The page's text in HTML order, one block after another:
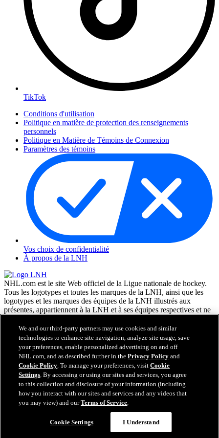
TikTok
Conditions d'utilisation
Politique en matière de protection des renseignements
personnels
Politique en Matière de Témoins de Connexion
Paramètres des témoins
Vos choix de confidentialité
À propos de la LNH
NHL.com est le site Web officiel de la Ligue nationale de hockey.
Tous les logotypes et toutes les marques de la LNH, ainsi que les
logotypes et les marques des équipes de la LNH illustrés aux
présentes, appartiennent à la LNH et à ses équipes respectives et ne
Enterprises, L.P. © LNH 2026. Tous droits réservés. Tous les
chandails d'équipe de la LNH personnalisés avec les noms des
joueurs de la LNH et leurs numéros sont officiellement sous license
de la LNH et de l'AJLNH. Le mot servant de marque Zamboni et la
configuration de la surfaceuse Zamboni sont des marques de
commerce déposées de Frank J. Zamboni & Co., Inc. © Frank J.
Zamboni & Co., Inc. 2026. Tous droits réservés. Toute autre marque
déposée ou tout droit d'auteur d'une tierce partie sont la propriété de
leurs auteurs respectifs. Tous droits réservés.
We and our third-party partners may use cookies and similar
technologies to enhance site navigation, analyze site usage, save
your preferences, enable personalized advertising on and off
NHL.com, and as described further in thePrivacy Policy and
Cookie Policy. To manage your preferences, visitCookie
Settings. By accessing or using our sites and services, you agree
to this collection and disclosure of your information (including
how you interact with our sites and services and any videos that
you may view) and ourTerms of Service.
Cookie Settings I Understand